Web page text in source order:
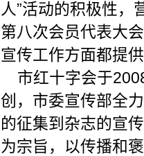
人”活动的积极性，
第八次会员代表大
宣传工作方面都提
市红十字会于
创，市委宣传部全
的征集到杂志的宣
为宗旨，以传播和